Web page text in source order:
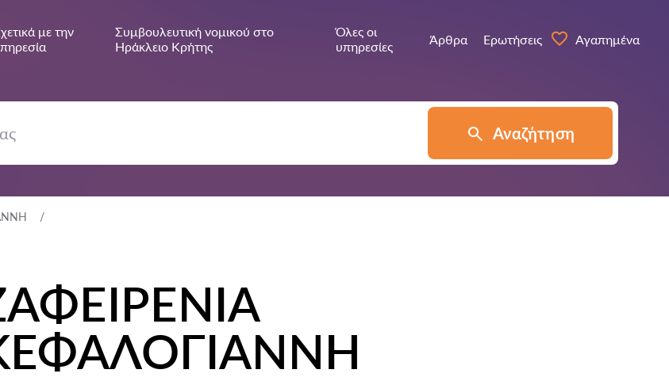
με την
Συμβουλευτική νομικού στο
Ηράκλειο Κρήτης
Όλες οι
υπηρεσίες
Άρθρα Ερωτήσεις Αγαπημένα
Αναζήτηση